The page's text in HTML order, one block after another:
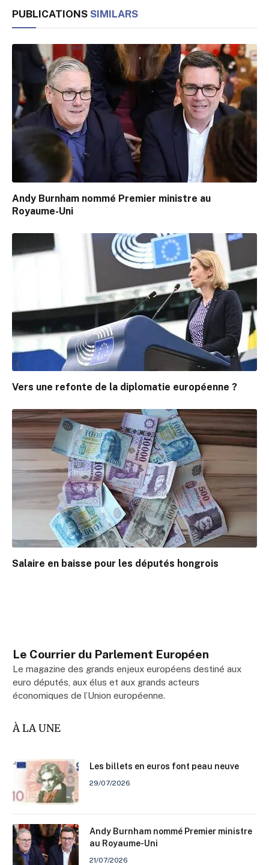
PUBLICATIONS SIMILARS
Andy Burnham nommé Premier ministre au
Royaume-Uni
Vers une refonte de la diplomatie européenne ?
Salaire en baisse pour les députés hongrois
Le Courrier du Parlement Européen
Le magazine des grands enjeux européens destiné aux
euro députés, aux élus et aux grands acteurs
économiques de l’Union européenne.
À LA UNE
Les billets en euros font peau neuve
29/07/2026
Andy Burnham nommé Premier ministre
au Royaume-Uni
21/07/2026